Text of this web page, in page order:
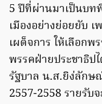
5 ปีที่ผ่านมาเป็นบท
เมืองอย่างย่อยยับ
เผด็จการ ให้เลือก
พรรคฝ่ายประชาธิป
รัฐบาล น.ส.ยิง่ลักษ
2557-2558 รายรับ